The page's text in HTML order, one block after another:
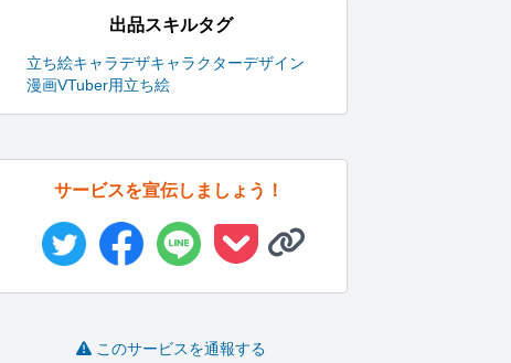
出品スキルタグ
立ち絵キャラデザキャラクターデザイン
漫画VTuber用立ち絵
サービスを宣伝しましょう！
このサービスを通報する